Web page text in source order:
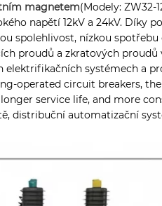
magnetem(Modely: ZW32-
napětí 12kV a 24kV.
spolehlivost, nízkou
proudů a zkratových
elektrifikačních systémech a
operated circuit breakers,
service life, and more
distribuční automatizační